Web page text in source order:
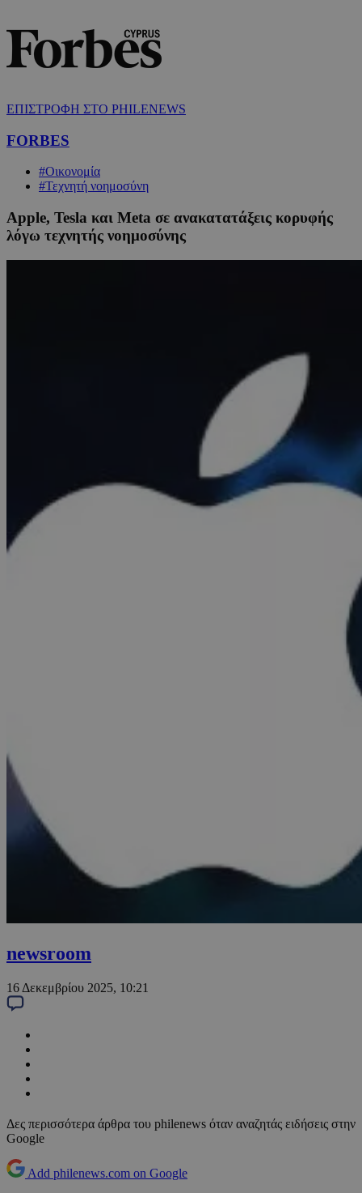
ΕΠΙΣΤΡΟΦΗ ΣΤΟ PHILENEWS
FORBES
#Οικονομία
#Τεχνητή νοημοσύνη
Apple, Tesla και Meta σε ανακατατάξεις κορυφής
λόγω τεχνητής νοημοσύνης
newsroom
16 Δεκεμβρίου 2025, 10:21
Δες περισσότερα άρθρα του philenews όταν αναζητάς ειδήσεις στην
Google
Add philenews.com on Google